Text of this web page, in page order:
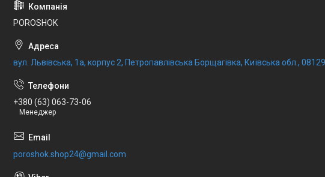
POROSHOK
вул. Львівська, 1а, корпус 2, Петропавлівська Борщагівка, Київська обл.,
+380 (63) 063-73-06
Менеджер
poroshok.shop24@gmail.com